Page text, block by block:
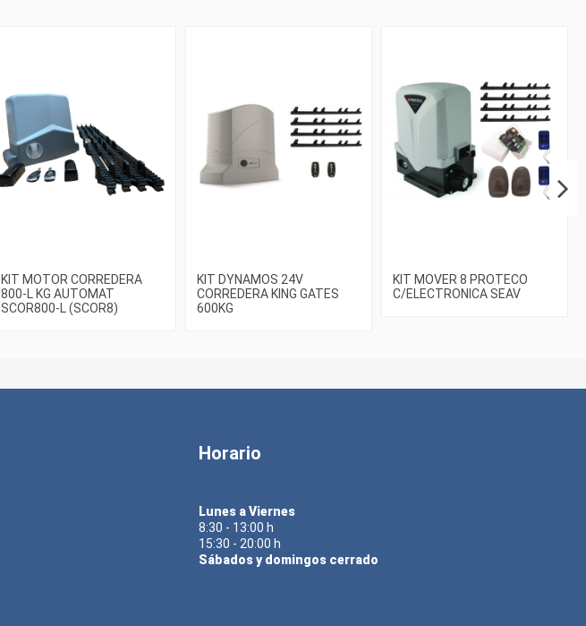
KIT MOTOR CORREDERA
800-L KG AUTOMAT
SCOR800-L (SCOR8)
KIT DYNAMOS 24V
CORREDERA KING GATES
600KG
KIT MOVER 8 PROTECO
C/ELECTRONICA SEAV
Horario
Lunes a Viernes
8:30 - 13:00 h
15:30 - 20:00 h
Sábados y domingos cerrado